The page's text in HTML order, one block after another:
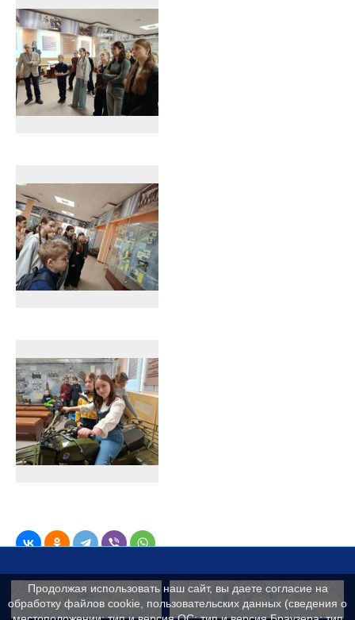
Контакты Сведения об
Продолжая использовать наш сайт, вы даете согласие на
обработку файлов cookie, пользовательских данных (сведения о